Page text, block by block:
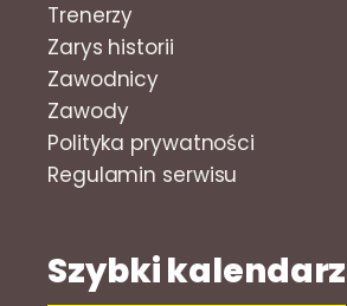
Trenerzy
Zarys historii
Zawodnicy
Zawody
Polityka prywatności
Regulamin serwisu
Szybki kalendarz